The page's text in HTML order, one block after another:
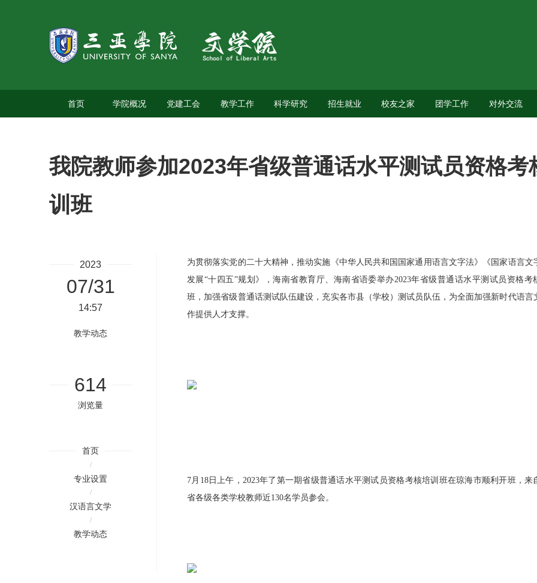
首页 学院概况 党建工会 教学工作 科学研究 招生就业 校友之家 团学工作 对外交流
我院教师参加2023年省级普通话水平测试员资格考
训班
2023
07/31
14:57
教学动态
614
浏览量
首页
/
专业设置
/
汉语言文学
/
教学动态
为贯彻落实党的二十大精神，推动实施《中华人民共和国国家通用语言文字法》《国家语言文
发展“十四五”规划》，海南省教育厅、海南省语委举办2023年省级普通话水平测试员资格考
班，加强省级普通话测试队伍建设，充实各市县（学校）测试员队伍，为全面加强新时代语言
作提供人才支撑。
7月 18日上午， 2023年了第一期省级普通话水平测试员资格考核培训班在琼海市顺利开班，来
省各级各类学校教师近130名学员参会。